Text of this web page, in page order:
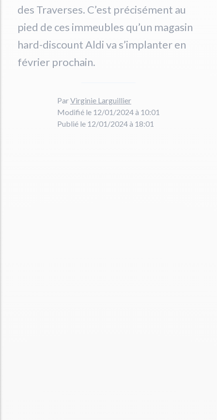
des Traverses. C’est précisément au
pied de ces immeubles qu’un magasin
hard-discount Aldi va s’implanter en
février prochain.
ParVirginie Larguillier
Modifié le 12/01/2024 à 10:01
Publié le 12/01/2024 à 18:01